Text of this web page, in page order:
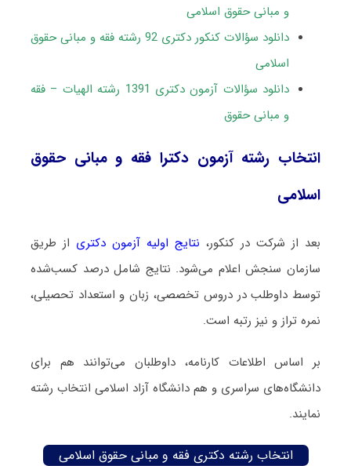
و مبانی حقوق اسلامی
دانلود سؤالات کنکور دکتری 92 رشته فقه و مبانی حقوق
اسلامی
دانلود سؤالات آزمون دکتری 1391 رشته الهیات – فقه
و مبانی حقوق
انتخاب رشته آزمون دکترا فقه و مبانی حقوق
اسلامی
بعد از شرکت در کنکور، نتایج اولیه آزمون دکتری از طریق
سازمان سنجش اعلام می‌شود. نتایج شامل درصد کسب‌شده
توسط داوطلب در دروس تخصصی، زبان و استعداد تحصیلی،
نمره تراز و نیز رتبه است.
بر اساس اطلاعات کارنامه، داوطلبان می‌توانند هم برای
دانشگاه‌های سراسری و هم دانشگاه آزاد اسلامی انتخاب رشته
نمایند.
انتخاب رشته دکتری فقه و مبانی حقوق اسلامی